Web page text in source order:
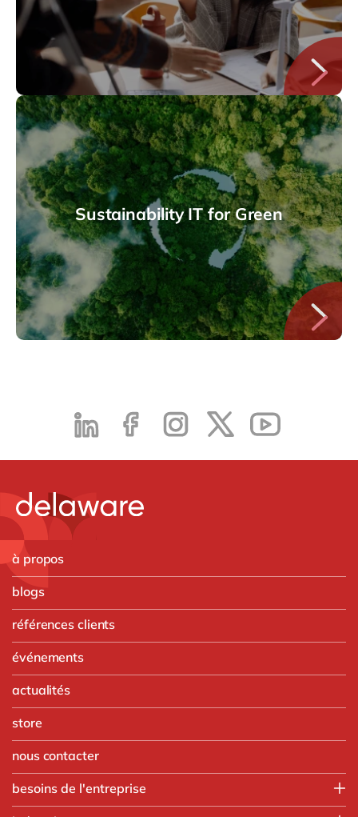
Sustainability IT for Green
à propos
blogs
références clients
événements
actualités
store
nous contacter
besoins de l'entreprise